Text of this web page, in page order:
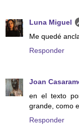
Luna Miguel
Me quedé
Responder
Joan
en el texto
grande, como
Responder